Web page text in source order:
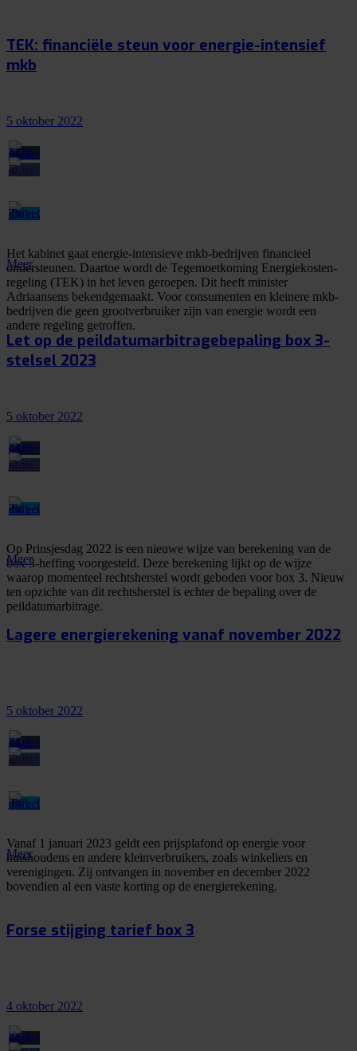
TEK: financiële steun voor energie-intensief
mkb
5 oktober 2022
Het kabinet gaat energie-intensieve mkb-bedrijven financieel
ondersteunen. Daartoe wordt de Tegemoetkoming Energiekosten-
regeling (TEK) in het leven geroepen. Dit heeft minister
Adriaansens bekendgemaakt. Voor consumenten en kleinere mkb-
bedrijven die geen grootverbruiker zijn van energie wordt een
andere regeling getroffen.
Meer
Let op de peildatumarbitragebepaling box 3-
stelsel 2023
5 oktober 2022
Op Prinsjesdag 2022 is een nieuwe wijze van berekening van de
box 3-heffing voorgesteld. Deze berekening lijkt op de wijze
waarop momenteel rechtsherstel wordt geboden voor box 3. Nieuw
ten opzichte van dit rechtsherstel is echter de bepaling over de
peildatumarbitrage.
Meer
Lagere energierekening vanaf november 2022
5 oktober 2022
Vanaf 1 januari 2023 geldt een prijsplafond op energie voor
huishoudens en andere kleinverbruikers, zoals winkeliers en
verenigingen. Zij ontvangen in november en december 2022
bovendien al een vaste korting op de energierekening.
Meer
Forse stijging tarief box 3
4 oktober 2022